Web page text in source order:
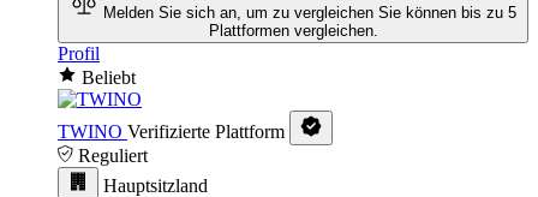
Melden Sie sich an, um zu vergleichen Sie können bis zu 5
Plattformen vergleichen.
Profil
Beliebt
TWINO Verifizierte Plattform
Reguliert
Hauptsitzland